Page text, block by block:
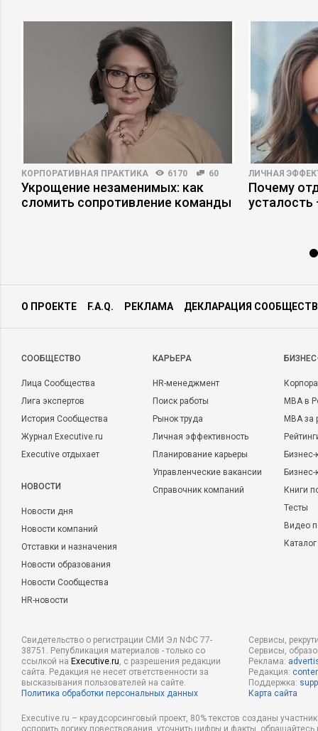
КОРПОРАТИВНАЯ ПРАКТИКА 6170 60
Укрощение незаменимых: как
сломить сопротивление команды
ЛИЧНАЯ
Почему
О ПРОЕКТЕ F.A.Q. РЕКЛАМА ДЕКЛАРАЦИЯ
CООБЩЕСТВО
Лица Сообщества
Лига экспертов
История Сообщества
Журнал Executive.ru
Executive отдыхает
НОВОСТИ
Новости дня
Новости компаний
Отставки и назначения
Новости образования
Новости Сообщества
HR-новости
КАРЬЕРА
HR-менеджмент
Поиск работы
Рынок труда
Личная эффективность
Планирование карьеры
Управленческие вакансии
Справочник компаний
MBA в
MBA
Бизнес-
Книги
Тесты
Видео
Свидетельство о регистрации СМИ Эл NФС 77-
38751. Републикация материалов - только со
ссылкой на Executive.ru, с разрешения редакции
сайта. Редакция не несет ответственности за
высказывания пользователей на сайте.
Политика обработки персональных данных
Сервисы,
Сервисы,
Реклама:
Редакция:
Поддержка:
Карта сайта
Executive.ru – краудсорсинговый проект, 80% текстов созданы
оспорить логику повествования, уточнить цифры и факты,